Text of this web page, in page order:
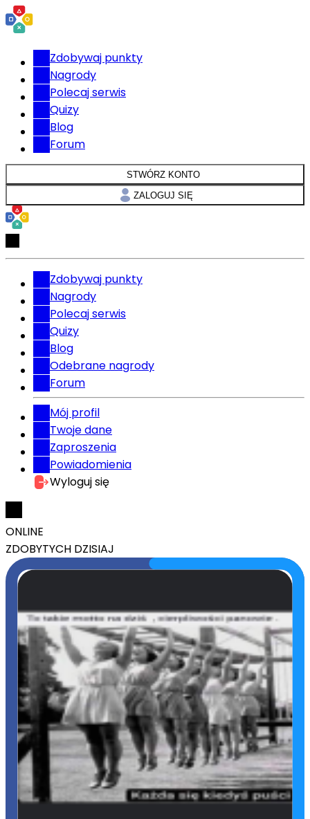
Zdobywaj punkty
Nagrody
Polecaj serwis
Quizy
Blog
Forum
STWÓRZ KONTO
ZALOGUJ SIĘ
Zdobywaj punkty
Nagrody
Polecaj serwis
Quizy
Blog
Odebrane nagrody
Forum
Mój profil
Twoje dane
Zaproszenia
Powiadomienia
Wyloguj się
ONLINE
ZDOBYTYCH DZISIAJ